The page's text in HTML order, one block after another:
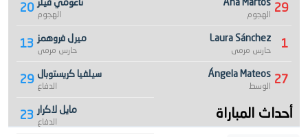
20 الهجوم
13 ميرل فروهمز
حارس مرمى
29 سيلفيا كريستوبال
الدفاع
23 مايل لاكرار
الدفاع
29 الهجوم
1
Laura Sánchez
حارس مرمى
27
Ángela Mateos
الوسط
أحداث المباراة